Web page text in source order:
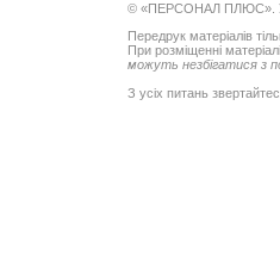
© «ПЕРСОНАЛ ПЛЮС».
Передрук матеріалів
При розміщенні
можуть незбігатися з
З усіх питань